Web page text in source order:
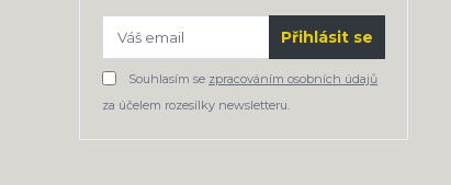
Přihlásit se
Souhlasím se zpracováním osobních údajů
za účelem rozesílky newsletteru.